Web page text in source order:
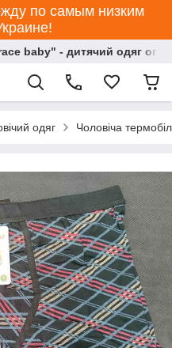
по самым низким
baby" - дитячий одяг
одяг Чоловіча